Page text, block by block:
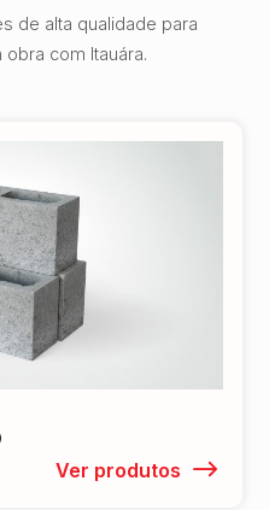
de alta qualidade para
com Itauára.
Ver produtos